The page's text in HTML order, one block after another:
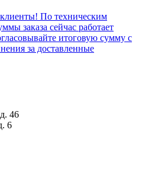
По техническим
заказа сейчас работает
итоговую сумму с
за доставленные
46
6